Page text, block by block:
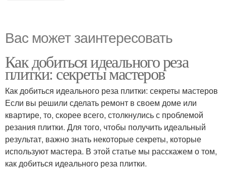
Вас может заинтересовать
Как добиться идеального реза
плитки: секреты мастеров
Как добиться идеального реза плитки: секреты мастеров
Если вы решили сделать ремонт в своем доме или
квартире, то, скорее всего, столкнулись с проблемой
резания плитки. Для того, чтобы получить идеальный
результат, важно знать некоторые секреты, которые
используют мастера. В этой статье мы расскажем о том,
как добиться идеального реза плитки.